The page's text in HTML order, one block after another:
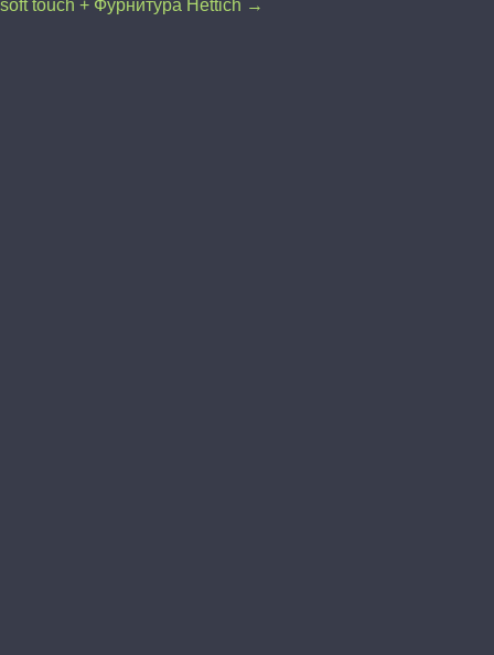
soft touch + Фурнитура Hettich →